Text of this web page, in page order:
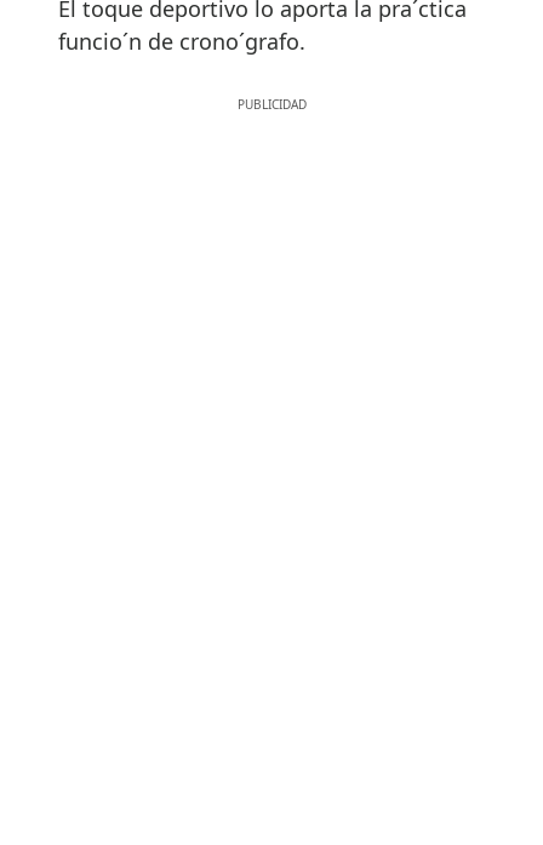
El toque deportivo lo aporta la pra´ctica
funcio´n de crono´grafo.